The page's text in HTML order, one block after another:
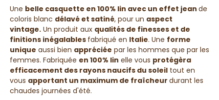
Une belle casquette en 100% lin avec un effet jean de
coloris blanc délavé et satiné, pour un aspect
vintage. Un produit aux qualités de finesses et de
finitions inégalables fabriqué en Italie. Une forme
unique aussi bien appréciée par les hommes que par les
femmes. Fabriquée en 100% lin elle vous protégèra
efficacement des rayons naucifs du soleil tout en
vous apportant un maximum de fraîcheur durant les
chaudes journées d'été.